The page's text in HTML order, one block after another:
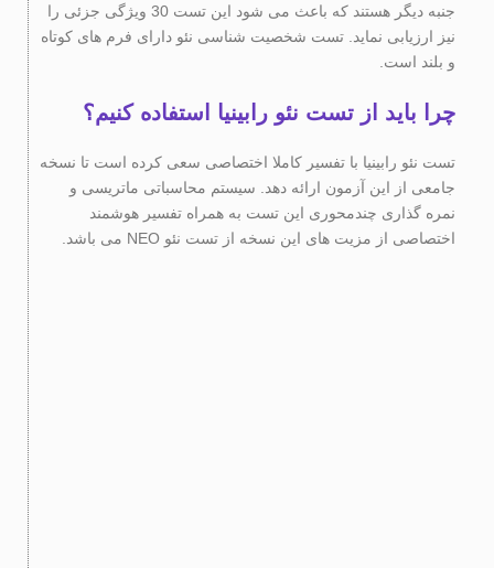
جنبه دیگر هستند که باعث می شود این تست 30 ویژگی جزئی را
نیز ارزیابی نماید. تست شخصیت شناسی نئو دارای فرم های کوتاه
و بلند است.
چرا باید از تست نئو رابینیا استفاده کنیم؟
تست نئو رابینیا با تفسیر کاملا اختصاصی سعی کرده است تا نسخه
جامعی از این آزمون ارائه دهد. سیستم محاسباتی ماتریسی و
نمره گذاری چندمحوری این تست به همراه تفسیر هوشمند
اختصاصی از مزیت های این نسخه از تست نئو NEO می باشد.